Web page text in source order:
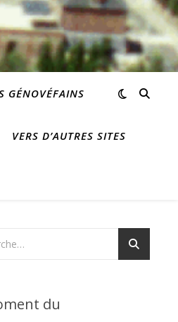
GÉNOVÉFAINS
VERS D’AUTRES SITES
du